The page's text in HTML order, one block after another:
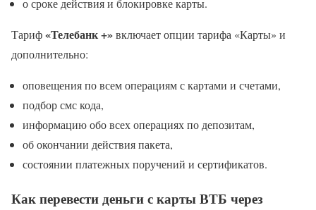
о сроке действия и блокировке карты.
Тариф«Телебанк +»включает опции тарифа «Карты» и
дополнительно:
оповещения по всем операциям с картами и счетами,
подбор смс кода,
информацию обо всех операциях по депозитам,
об окончании действия пакета,
состоянии платежных поручений и сертификатов.
Как перевести деньги с карты ВТБ через